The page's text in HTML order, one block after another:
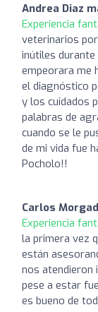
Andrea Diaz
Experiencia
veterinarios
inútiles durante
empeorara me
el diagnóstico
y los cuidados
palabras de
cuando se le
de mi vida fue
Pocholo!!
Carlos
Experiencia
la primera vez
están
nos atendieron
pese a estar
es bueno de